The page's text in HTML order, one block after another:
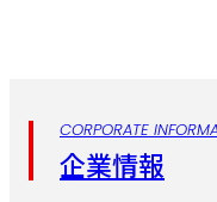
CORPORATE
企業情報